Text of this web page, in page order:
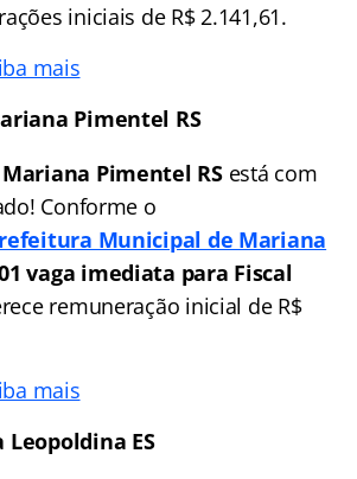
iniciais de R$ 2.141,61.
mais
Pimentel RS
Mariana Pimentel RSestá com
Conforme o
Municipal de Mariana
vaga imediata para Fiscal
remuneração inicial de R$
mais
Leopoldina ES